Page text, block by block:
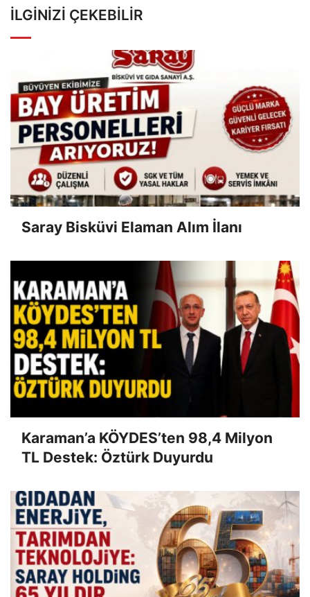
İLGINIZI ÇEKEBILIR
Saray Bisküvi Elaman Alım İlanı
Karaman’a KÖYDES’ten 98,4 Milyon
TL Destek: Öztürk Duyurdu